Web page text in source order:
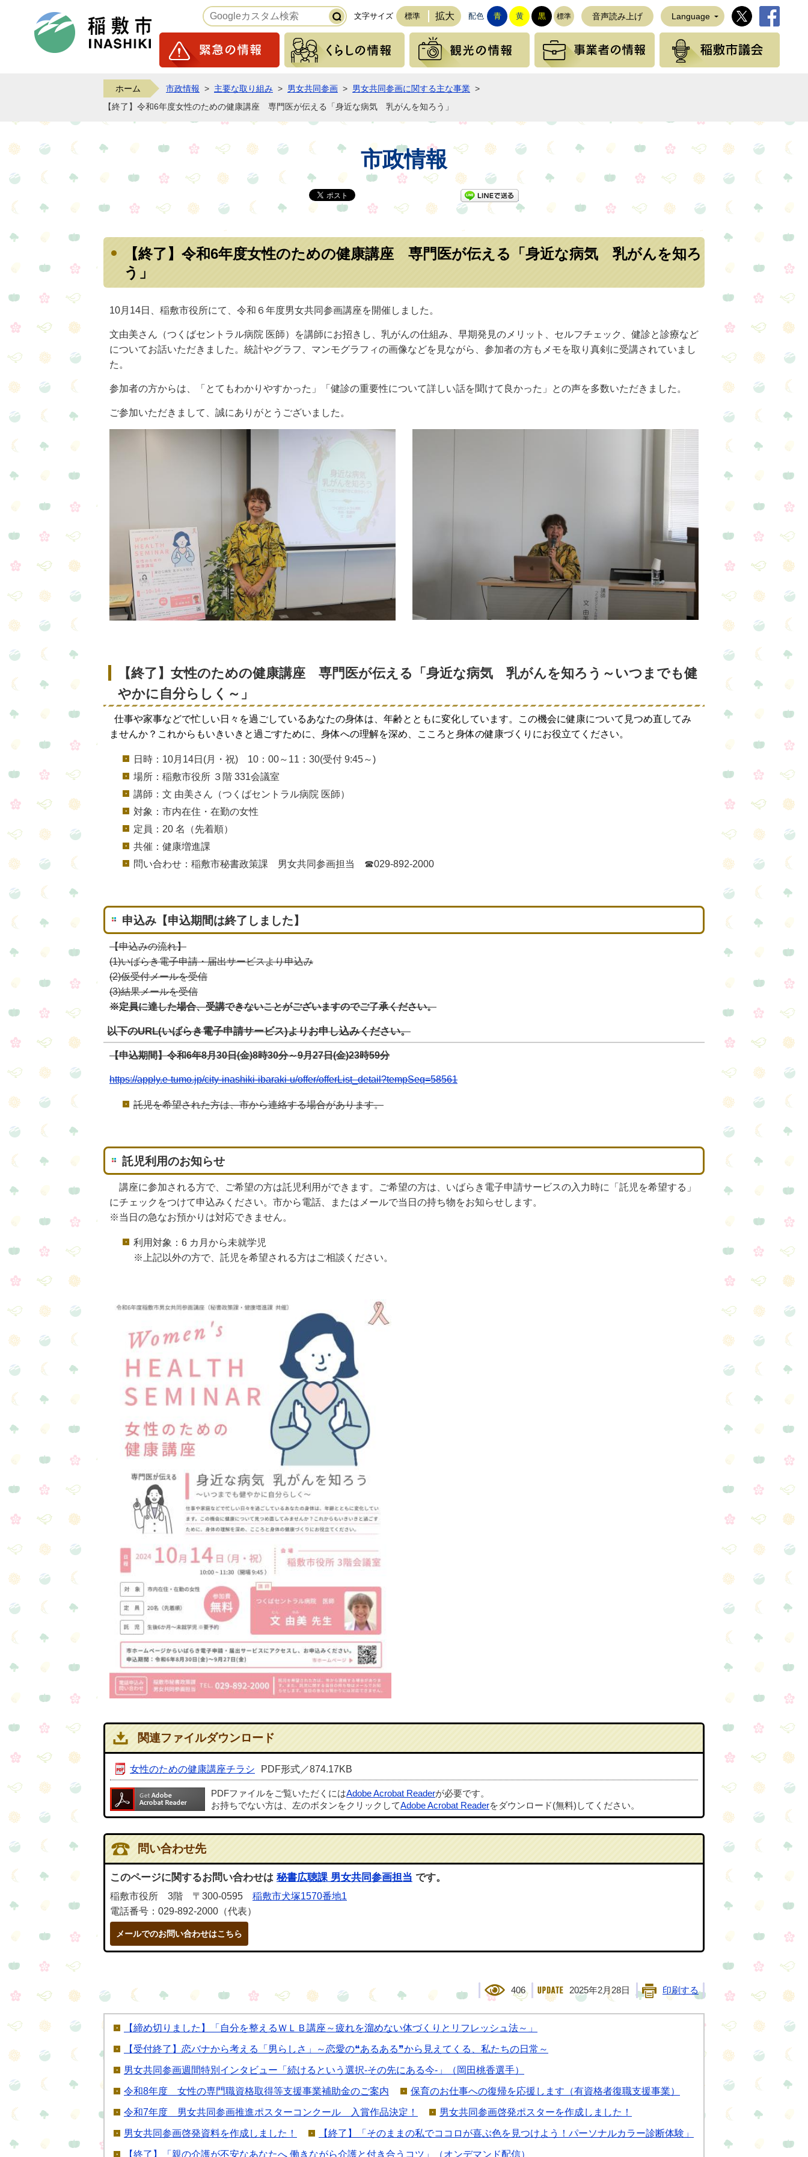
稲敷市ホームページ 文字サイズ 標準 拡大 配色 青 黄 黒 標準 音声読み上げ Language 稲敷市公式
緊急の情報 くらしの情報 観光の情報 事業者の情報
ホーム 市政情報 > 主要な取り組み > 男女共同参画 > 男女共同参画に関する主な事業 >
【終了】令和6年度女性のための健康講座 専門医が伝える「身近な病気 乳がんを知ろう」
市政情報
【終了】令和6年度女性のための健康講座 専門医が伝える「身近な病気 乳がんを知ろ
う」
10月14日、稲敷市役所にて、令和６年度男女共同参画講座を開催しました。
文由美さん（つくばセントラル病院 医師）を講師にお招きし、乳がんの仕組み、早期発見のメリット、セルフチェック、健診と診療など
についてお話いただきました。統計やグラフ、マンモグラフィの画像などを見ながら、参加者の方もメモを取り真剣に受講されていまし
た。
参加者の方からは、「とてもわかりやすかった」「健診の重要性について詳しい話を聞けて良かった」との声を多数いただきました。
ご参加いただきまして、誠にありがとうございました。
【終了】女性のための健康講座 専門医が伝える「身近な病気 乳がんを知ろう～いつまでも健
やかに自分らしく～」
仕事や家事などで忙しい日々を過ごしているあなたの身体は、年齢とともに変化しています。この機会に健康について見つめ直してみ
ませんか？これからもいきいきと過ごすために、身体への理解を深め、こころと身体の健康づくりにお役立てください。
日時：10月14日(月・祝) 10：00～11：30(受付 9:45～)
場所：稲敷市役所 ３階 331会議室
講師：文 由美さん（つくばセントラル病院 医師）
対象：市内在住・在勤の女性
定員：20 名（先着順）
共催：健康増進課
問い合わせ：稲敷市秘書政策課 男女共同参画担当 ☎029-892-2000
申込み【申込期間は終了しました】
【申込みの流れ】
(1)いばらき電子申請・届出サービスより申込み
(2)仮受付メールを受信
(3)結果メールを受信
※定員に達した場合、受講できないことがございますのでご了承ください。
以下のURL(いばらき電子申請サービス)よりお申し込みください。
【申込期間】令和6年8月30日(金)8時30分～9月27日(金)23時59分
https://apply.e-tumo.jp/city-inashiki-ibaraki-u/offer/offerList_detail?tempSeq=58561
託児を希望された方は、市から連絡する場合があります。
託児利用のお知らせ
講座に参加される方で、ご希望の方は託児利用ができます。ご希望の方は、いばらき電子申請サービスの入力時に「託児を希望する」
にチェックをつけて申込みください。市から電話、またはメールで当日の持ち物をお知らせします。
※当日の急なお預かりは対応できません。
利用対象：6 カ月から未就学児
※上記以外の方で、託児を希望される方はご相談ください。
関連ファイルダウンロード
女性のための健康講座チラシ PDF形式／874.17KB
PDFファイルをご覧いただくにはAdobe Acrobat Readerが必要です。
お持ちでない方は、左のボタンをクリックしてAdobe Acrobat Readerをダウンロード(無料)してください。
問い合わせ先
このページに関するお問い合わせは 秘書広聴課 男女共同参画担当 です。
稲敷市役所 3階 〒300-0595 稲敷市犬塚1570番地1
電話番号：029-892-2000（代表）
メールでのお問い合わせはこちら
406 2025年2月28日 印刷する
【締め切りました】「自分を整えるＷＬＢ講座～疲れを溜めない体づくりとリフレッシュ法～」
【受付終了】恋バナから考える「男らしさ」～恋愛の❝あるある❞から見えてくる、私たちの日常～
男女共同参画週間特別インタビュー「続けるという選択-その先にある今-」（岡田桃香選手）
令和8年度 女性の専門職資格取得等支援事業補助金のご案内 保育のお仕事への復帰を応援します（有資格者復職支援事業）
令和7年度 男女共同参画推進ポスターコンクール 入賞作品決定！ 男女共同参画啓発ポスターを作成しました！
男女共同参画啓発資料を作成しました！ 【終了】「そのままの私でココロが喜ぶ色を見つけよう！パーソナルカラー診断体験」
【終了】「親の介護が不安なあなたへ 働きながら介護と付き合うコツ」（オンデマンド配信）